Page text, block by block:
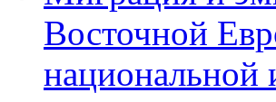
Восточной
национальной